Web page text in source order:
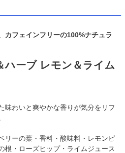
カフェインフリーの100%ナチュラ
ハーブ レモン＆ライム
味わいと爽やかな香りが気分をリフ
リーの葉・香料・酸味料・レモンピ
根・ローズヒップ・ライムジュース